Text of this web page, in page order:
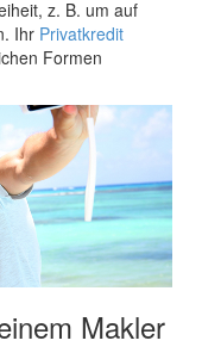
z. B. um auf
Ihr Privatkredit
Formen
Makler